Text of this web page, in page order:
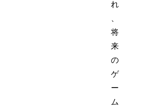
れ
将
来
の
ゲ
ー
ム